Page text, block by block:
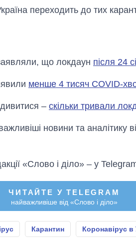
переходить до тих
що локдаун після 24
менше 4 тисяч COVID-
– скільки тривали
новини та аналітику
«Слово і діло» – у
ЧИТАЙТЕ У TELEGRAM
найважливіше від «Слово і діло»
Карантин Коронавірус в